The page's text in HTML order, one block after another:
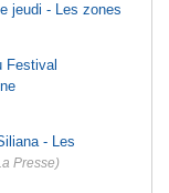
jeudi - Les zones
Festival
- Les
Presse)